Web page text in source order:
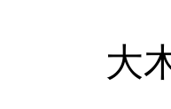
大